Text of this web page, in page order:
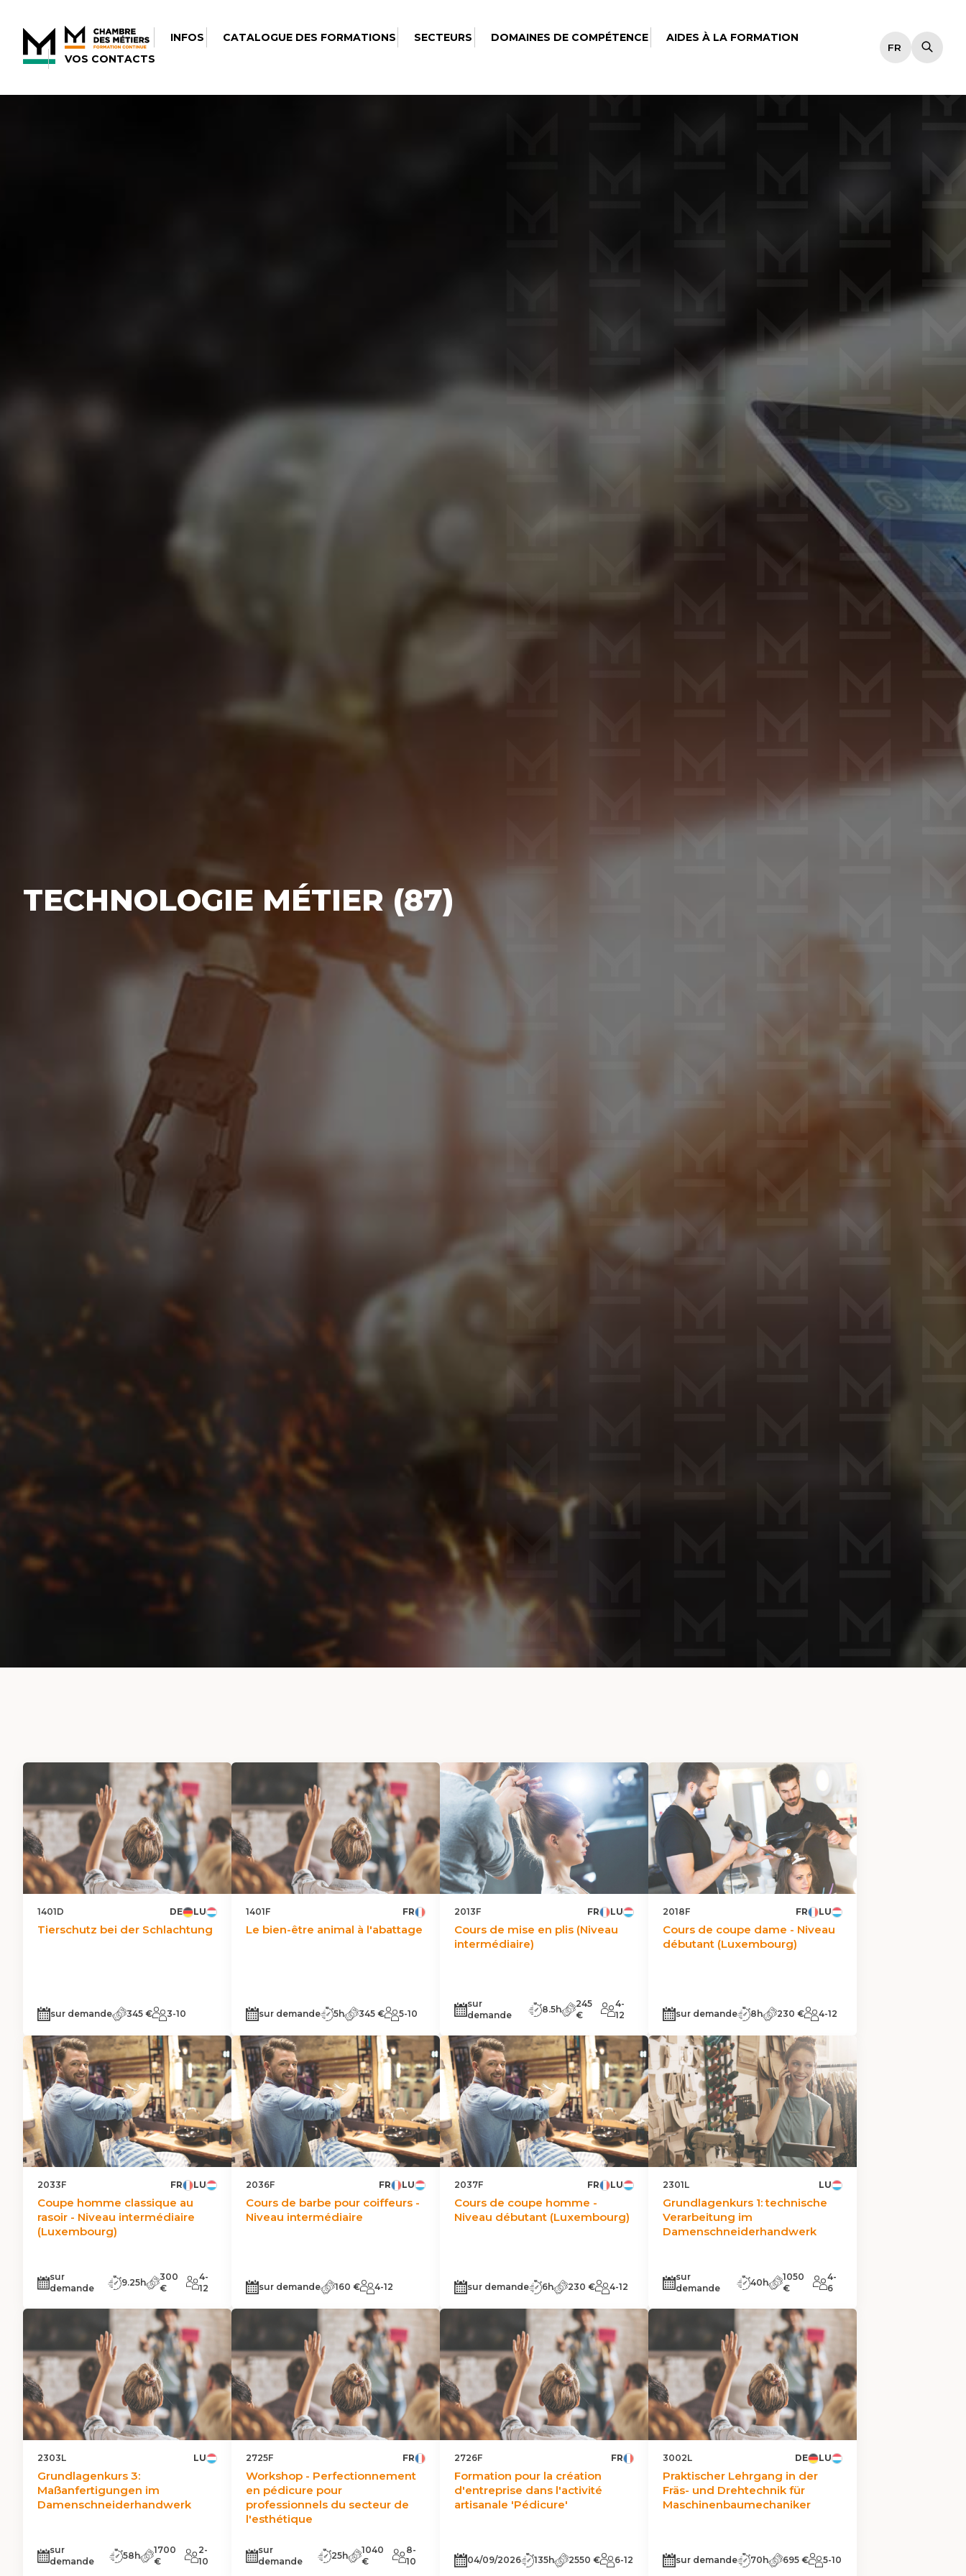
INFOS CATALOGUE DES FORMATIONS SECTEURS DOMAINES DE COMPÉTENCE
AIDES À LA FORMATION
VOS CONTACTS
TECHNOLOGIE MÉTIER (87)
1401D DE LU
Tierschutz bei der Schlachtung
sur demande 345 € 3-10
1401F FR
Le bien-être animal à l'abattage
sur demande 5h 345 € 5-10
2013F FR LU
Cours de mise en plis (Niveau
intermédiaire)
sur
demande
8.5h
245
€
4-
12
2018F FR LU
Cours de coupe dame - Niveau
débutant (Luxembourg)
sur demande 8h 230 € 4-12
2033F FR LU
Coupe homme classique au
rasoir - Niveau intermédiaire
(Luxembourg)
sur
demande
9.25h
300
€
4-
12
2036F FR LU
Cours de barbe pour coiffeurs -
Niveau intermédiaire
sur demande 160 € 4-12
2037F FR LU
Cours de coupe homme -
Niveau débutant (Luxembourg)
sur demande 6h 230 € 4-12
2301L LU
Grundlagenkurs 1: technische
Verarbeitung im
Damenschneiderhandwerk
sur
demande
40h
1050
€
4-
6
2303L LU
Grundlagenkurs 3:
Maßanfertigungen im
Damenschneiderhandwerk
sur
demande
58h
1700
€
2-
10
2725F FR
Workshop - Perfectionnement
en pédicure pour
professionnels du secteur de
l'esthétique
sur
demande
25h
1040
€
8-
10
2726F FR
Formation pour la création
d'entreprise dans l'activité
artisanale 'Pédicure'
04/09/2026 135h 2550 € 6-12
3002L DE LU
Praktischer Lehrgang in der
Fräs- und Drehtechnik für
Maschinenbaumechaniker
sur demande 70h 695 € 5-10